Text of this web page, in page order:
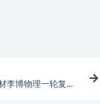
李博物理一轮复习